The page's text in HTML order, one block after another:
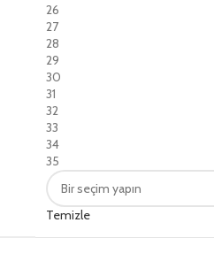
26
27
28
29
30
31
32
33
34
35
Temizle